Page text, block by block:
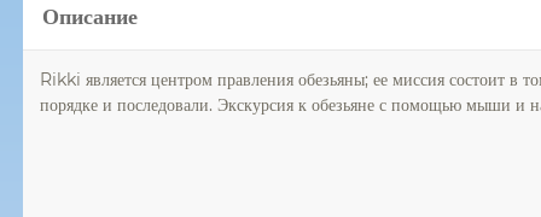
Описание
Rikki является центром правления обезьяны; ее миссия состоит в
порядке и последовали. Экскурсия к обезьяне с помощью мыши и